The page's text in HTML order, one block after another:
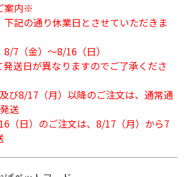
案内※
記の通り休業日とさせていただきま
8/7（金）～8/16（日）
発送日が異なりますのでご了承くださ
び8/17（月）以降のご注文は、通常通
送
（日）のご注文は、8/17（月）から7